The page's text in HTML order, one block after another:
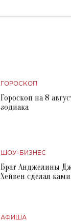
ГОРОСКОП
Гороскоп на 8
зодиака
ШОУ-БИЗНЕС
Брат Анджелины
Хейвен сделал
АФИША